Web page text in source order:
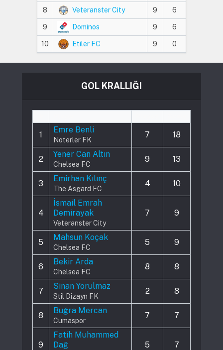
8 Veteranster City 9 6
9 Dominos 9 6
10 Etiler FC 9 0
GOL KRALLIĞI
1
Emre Benli
Noterler FK
7 18
2
Yener Can Altın
Chelsea FC
9 13
3
Emirhan Kılınç
The Asgard FC
4 10
4
İsmail Emrah
Demirayak
Veteranster City
7 9
5
Mahsun Koçak
Chelsea FC
5 9
6
Bekir Arda
Chelsea FC
8 8
7
Sinan Yorulmaz
Stil Dizayn FK
2 8
8
Buğra Mercan
Cumaspor
7 7
9
Fatih Muhammed
Dağ
5 7